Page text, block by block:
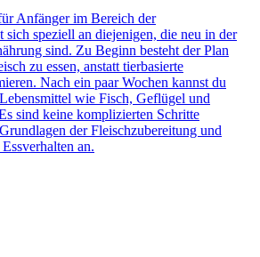
Anfänger im Bereich der
sich speziell an diejenigen, die neu in der
sind. Zu Beginn besteht der Plan
zu essen, anstatt tierbasierte
Nach ein paar Wochen kannst du
wie Fisch, Geflügel und
sind keine komplizierten Schritte
der Fleischzubereitung und
an.